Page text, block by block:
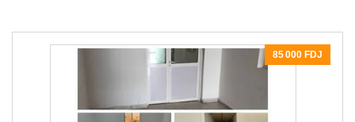
85 000 FDJ